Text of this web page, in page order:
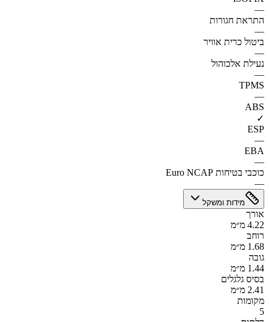
—
התראת חגורות
—
ביטול כרית אוויר
—
נעילת אלכוהול
—
TPMS
—
ABS
✓
ESP
—
EBA
—
כוכבי בטיחות Euro NCAP
—
מידות ומשקל
אורך
4.22 מ״מ
רוחב
1.68 מ״מ
גובה
1.44 מ״מ
בסיס גלגלים
2.41 מ״מ
מקומות
5